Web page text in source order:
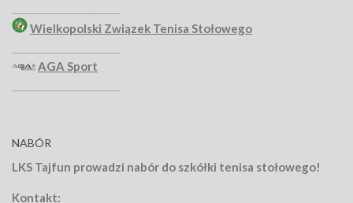
Wielkopolski Związek Tenisa Stołowego
AGA Sport
NABÓR
LKS Tajfun prowadzi nabór do szkółki tenisa stołowego!
Kontakt: